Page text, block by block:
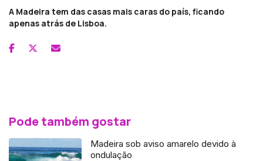
A Madeira tem das casas mais caras do país, ficando
apenas atrás de Lisboa.
Pode também gostar
Madeira sob aviso amarelo devido à
ondulação